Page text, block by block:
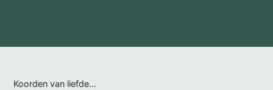
Koorden van liefde…